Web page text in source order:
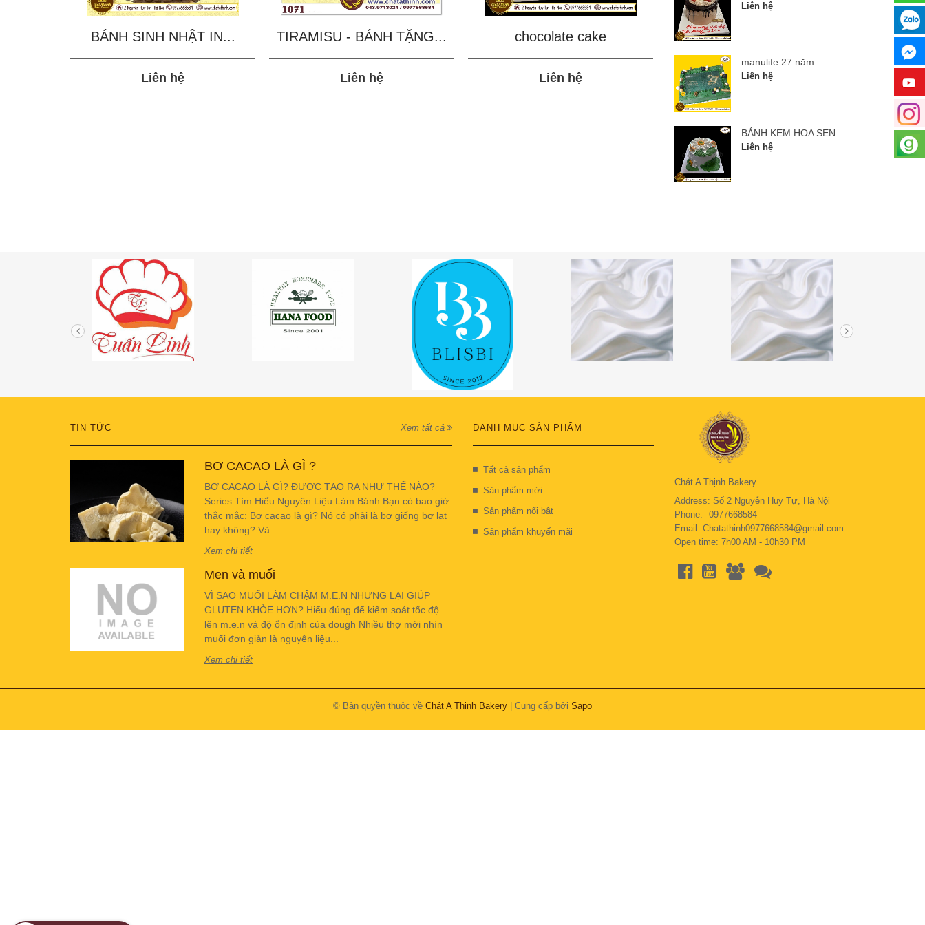
BÁNH SINH NHẬT IN...
Liên hệ
TIRAMISU - BÁNH TẶNG...
Liên hệ
chocolate cake
Liên hệ
manulife 27 năm
Liên hệ
Liên hệ
manulife 27 năm
Liên hệ
BÁNH KEM HOA SEN
Liên hệ
TIN TỨC Xem tất cả
BƠ CACAO LÀ GÌ ?
BƠ CACAO LÀ GÌ? ĐƯỢC TẠO RA NHƯ THẾ NÀO?
Series Tìm Hiểu Nguyên Liệu Làm Bánh Bạn có bao giờ
thắc mắc: Bơ cacao là gì? Nó có phải là bơ giống bơ lạt
hay không? Và...
Xem chi tiết
Men và muối
VÌ SAO MUỐI LÀM CHẬM M.E.N NHƯNG LẠI GIÚP
GLUTEN KHỎE HƠN? Hiểu đúng để kiểm soát tốc độ
lên m.e.n và độ ổn định của dough Nhiều thợ mới nhìn
muối đơn giản là nguyên liệu...
Xem chi tiết
DANH MỤC SẢN PHẨM
Tất cả sản phẩm
Sản phẩm mới
Sản phẩm nổi bật
Sản phẩm khuyến mãi
Chát A Thịnh Bakery
Address: Số 2 Nguyễn Huy Tự, Hà Nội
Phone:
0977668584
Email: Chatathinh0977668584@gmail.com
Open time: 7h00 AM - 10h30 PM
© Bản quyền thuộc về Chát A Thịnh Bakery | Cung cấp bởi Sapo